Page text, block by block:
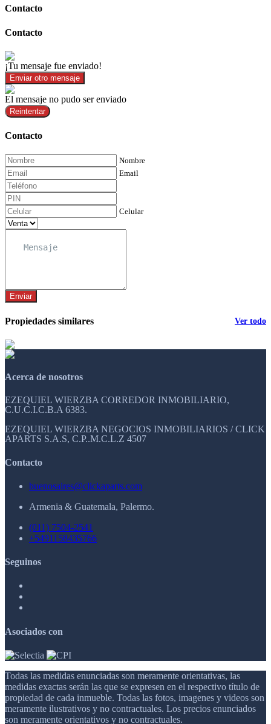
Contacto
Contacto
¡Tu mensaje fue enviado!
Enviar otro mensaje
El mensaje no pudo ser enviado
Reintentar
Contacto
Nombre
Email
Celular
Enviar
Propiedades similares Ver todo
Acerca de nosotros
EZEQUIEL WIERZBA CORREDOR INMOBILIARIO,
C.U.C.I.C.B.A 6383.
EZEQUIEL WIERZBA NEGOCIOS INMOBILIARIOS / CLICK
APARTS S.A.S, C.P..M.C.L.Z 4507
Contacto
buenosaires@clickaparts.com
Armenia & Guatemala, Palermo.
(011) 7504-2541
+5491158435766
Seguinos
Asociados con
Todas las medidas enunciadas son meramente orientativas, las
medidas exactas serán las que se expresen en el respectivo título de
propiedad de cada inmueble. Todas las fotos, imagenes y videos son
meramente ilustrativos y no contractuales. Los precios enunciados
son meramente orientativos y no contractuales.